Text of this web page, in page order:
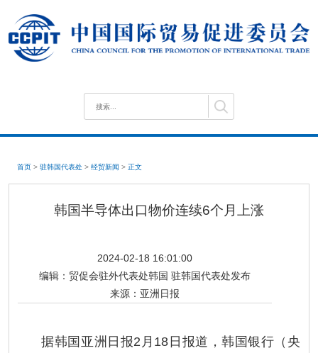
首页 > 驻韩国代表处 > 经贸新闻 > 正文
韩国半导体出口物价连续6个月上涨
2024-02-18 16:01:00
编辑： 贸促会驻外代表处韩国 驻韩国代表处发布
来源： 亚洲日报
据韩国亚洲日报2月18日报道，韩国银行（央